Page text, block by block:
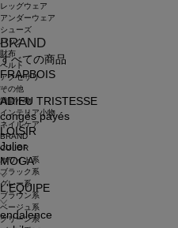
BRAND
すべての商品
FRAPBOIS
ADIEU TRISTESSE
congés payés
LOISIR
Julier
MOGA
L'EQUIPE
endalence
レッグウェア
アンダーウェア
シューズ
バッグ
財布
ベルト
アクセサリ
その他
雑貨小物
インテリア小物
ネイルケア
BRAND
COLOR
ホワイト系
ブラック系
グレー系
ブラウン系
ベージュ系
グリーン系